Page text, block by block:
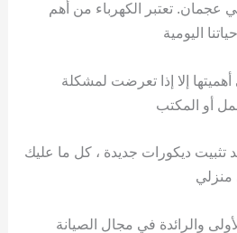
عجمان. تعتبر الكهرباء من أهم
اليومية
أهميتها إلا إذا تعرضت لمشكلة
أو المكتب
تثبيت ديكورات جديدة ، كل ما عليك
منزلي
والرائدة في مجال الصيانة